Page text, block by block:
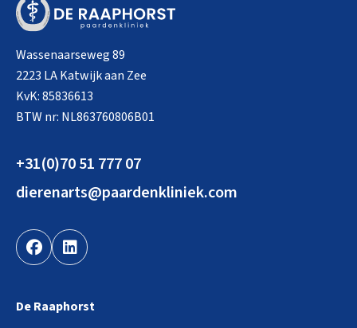
Wassenaarseweg 89
2223 LA Katwijk aan Zee
KvK: 85836613
BTW nr: NL863760806B01
+31(0)70 51 777 07
dierenarts@paardenkliniek.com
De Raaphorst